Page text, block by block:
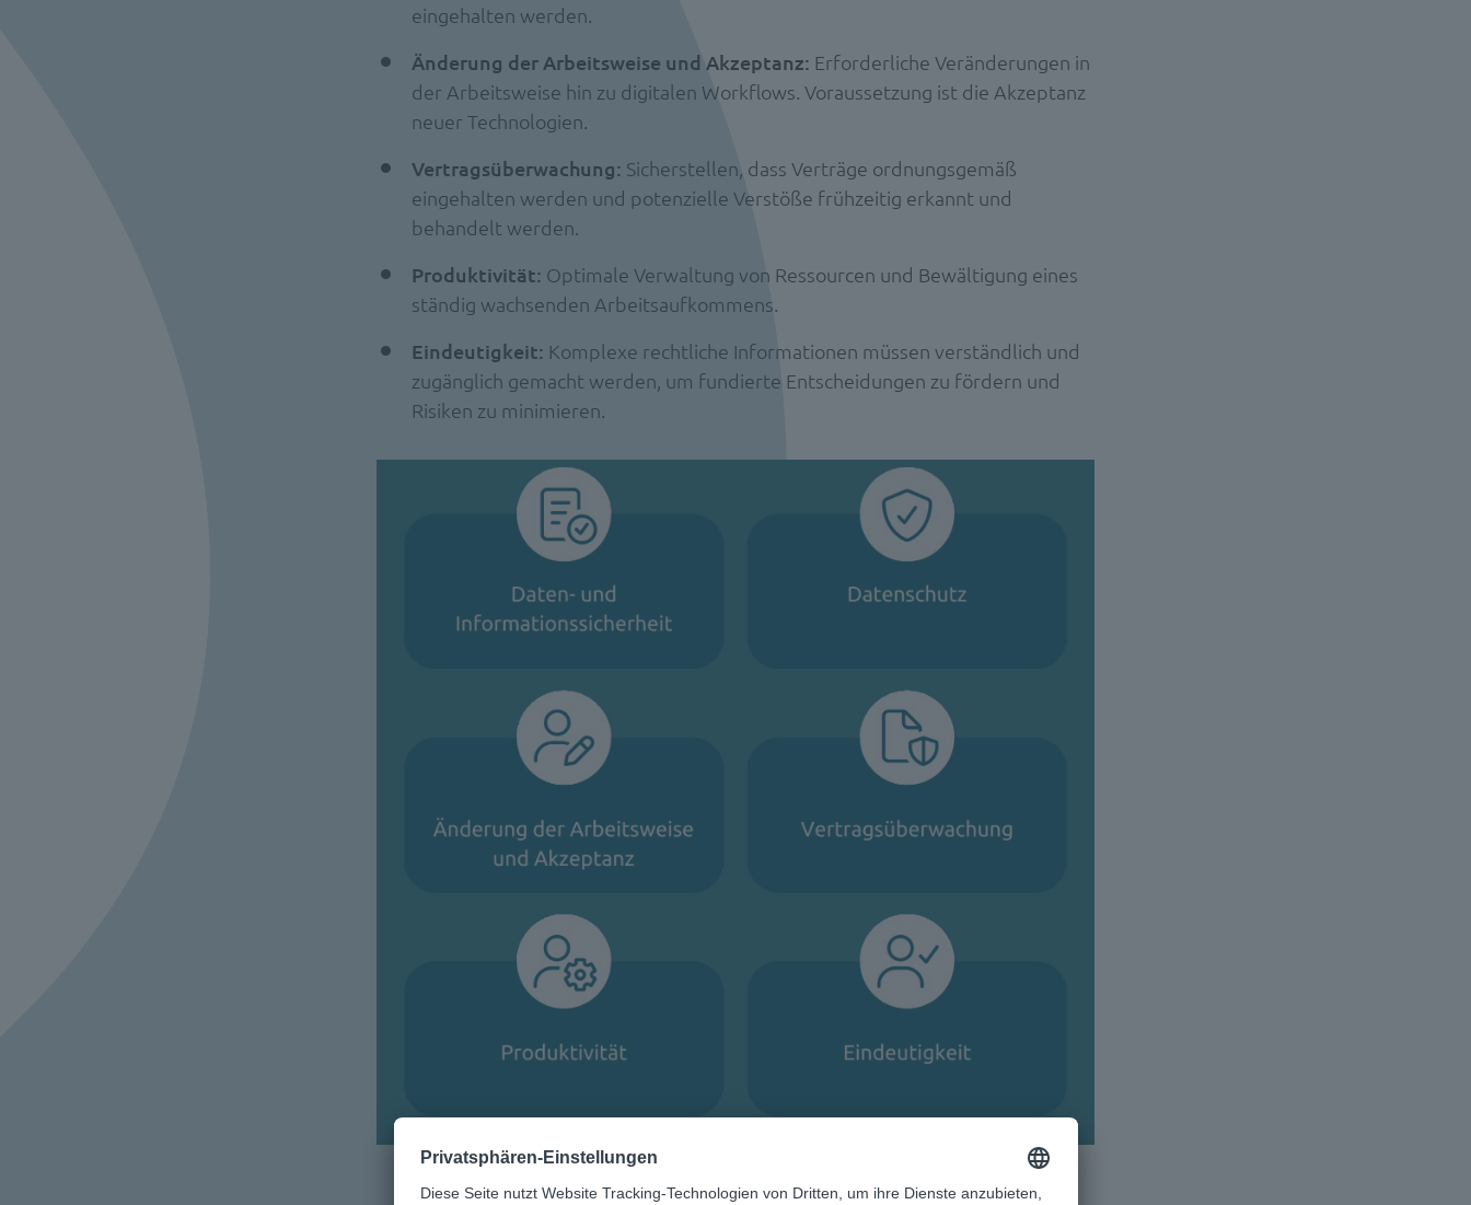
eingehalten werden.
Änderung der Arbeitsweise und Akzeptanz: Erforderliche Veränderungen in
der Arbeitsweise hin zu digitalen Workflows. Voraussetzung ist die Akzeptanz
neuer Technologien.
Vertragsüberwachung: Sicherstellen, dass Verträge ordnungsgemäß
eingehalten werden und potenzielle Verstöße frühzeitig erkannt und
behandelt werden.
Produktivität: Optimale Verwaltung von Ressourcen und Bewältigung eines
ständig wachsenden Arbeitsaufkommens.
Eindeutigkeit: Komplexe rechtliche Informationen müssen verständlich und
zugänglich gemacht werden, um fundierte Entscheidungen zu fördern und
Risiken zu minimieren.